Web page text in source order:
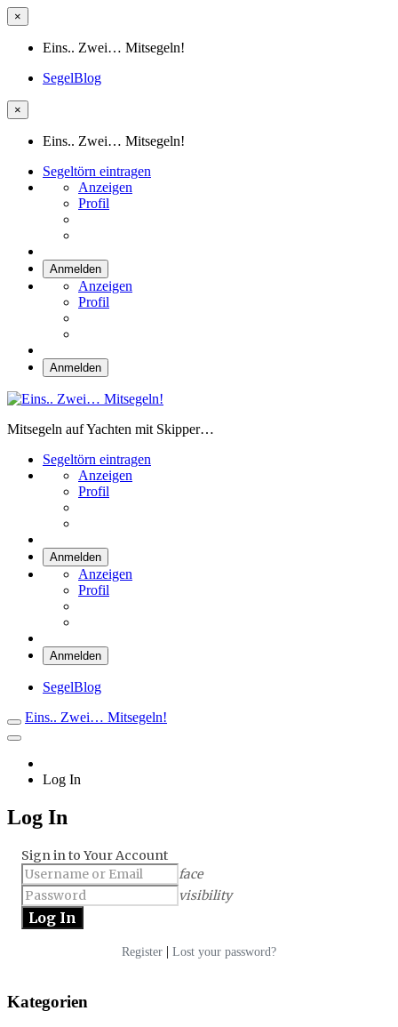
×
Eins.. Zwei… Mitsegeln!
SegelBlog
×
Eins.. Zwei… Mitsegeln!
Segeltörn eintragen
Anzeigen
Profil
Anmelden
Anzeigen
Profil
Anmelden
Mitsegeln auf Yachten mit Skipper…
Segeltörn eintragen
Anzeigen
Profil
Anmelden
Anzeigen
Profil
Anmelden
SegelBlog
Eins.. Zwei… Mitsegeln!
Log In
Log In
Sign in to Your Account
face
visibility
Register | Lost your password?
Kategorien